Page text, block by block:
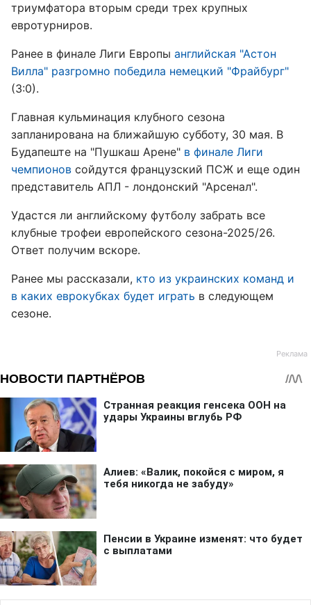
триумфатора вторым среди трех крупных
евротурниров.
Ранее в финале Лиги Европы английская "Астон
Вилла" разгромно победила немецкий "Фрайбург"
(3:0).
Главная кульминация клубного сезона
запланирована на ближайшую субботу, 30 мая. В
Будапеште на "Пушкаш Арене" в финале Лиги
чемпионов сойдутся французский ПСЖ и еще один
представитель АПЛ - лондонский "Арсенал".
Удастся ли английскому футболу забрать все
клубные трофеи европейского сезона-2025/26.
Ответ получим вскоре.
Ранее мы рассказали, кто из украинских команд и
в каких еврокубках будет играть в следующем
сезоне.